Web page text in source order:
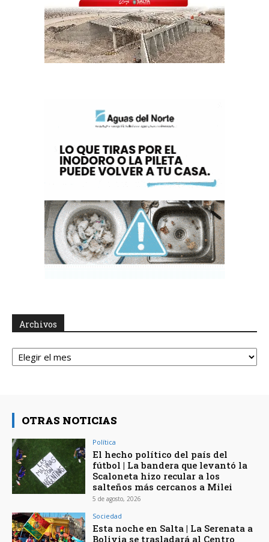
Archivos
Archivos
OTRAS NOTICIAS
Política
El hecho político del país del
fútbol | La bandera que levantó la
Scaloneta hizo recular a los
salteños más cercanos a Milei
5 de agosto, 2026
Sociedad
Esta noche en Salta | La Serenata a
Bolivia se trasladará al Centro